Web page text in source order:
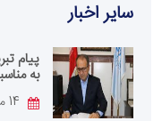
سایر اخبار
پیام
به